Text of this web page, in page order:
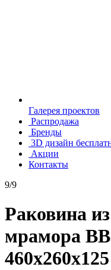
Галерея проектов
Распродажа
Бренды
3D дизайн
Акции
Контакты
9/9
Раковина
мрамора